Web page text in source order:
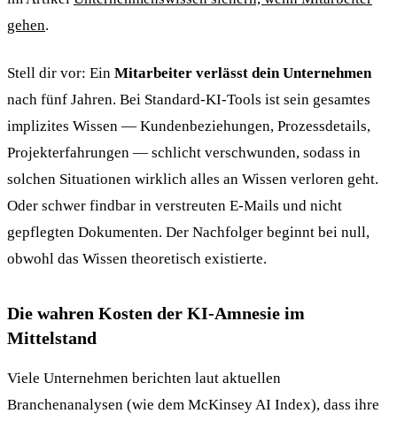
gehen.
Stell dir vor: Ein Mitarbeiter verlässt dein Unternehmen
nach fünf Jahren. Bei Standard-KI-Tools ist sein gesamtes
implizites Wissen — Kundenbeziehungen, Prozessdetails,
Projekterfahrungen — schlicht verschwunden, sodass in
solchen Situationen wirklich alles an Wissen verloren geht.
Oder schwer findbar in verstreuten E-Mails und nicht
gepflegten Dokumenten. Der Nachfolger beginnt bei null,
obwohl das Wissen theoretisch existierte.
Die wahren Kosten der KI-Amnesie im
Mittelstand
Viele Unternehmen berichten laut aktuellen
Branchenanalysen (wie dem McKinsey AI Index), dass ihre